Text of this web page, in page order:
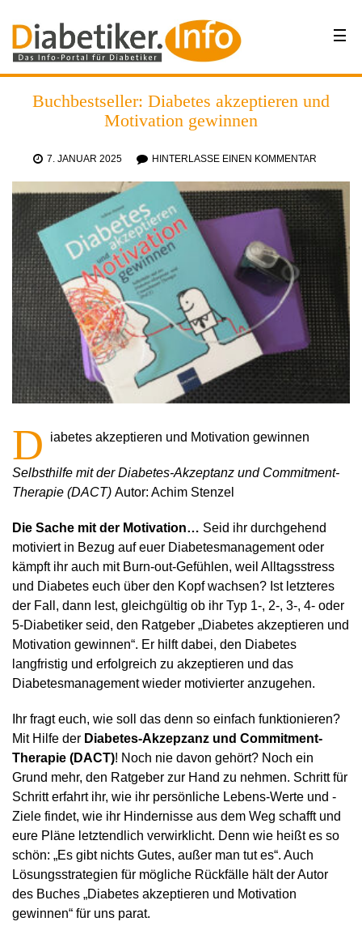
Buchbestseller: Diabetes akzeptieren und
Motivation gewinnen
7. JANUAR 2025 HINTERLASSE EINEN KOMMENTAR
D iabetes akzeptieren und Motivation gewinnen
Selbsthilfe mit der Diabetes-Akzeptanz und Commitment-
Therapie (DACT) Autor: Achim Stenzel
Die Sache mit der Motivation… Seid ihr durchgehend
motiviert in Bezug auf euer Diabetesmanagement oder
kämpft ihr auch mit Burn-out-Gefühlen, weil Alltagsstress
und Diabetes euch über den Kopf wachsen? Ist letzteres
der Fall, dann lest, gleichgültig ob ihr Typ 1-, 2-, 3-, 4- oder
5-Diabetiker seid, den Ratgeber „Diabetes akzeptieren und
Motivation gewinnen“. Er hilft dabei, den Diabetes
langfristig und erfolgreich zu akzeptieren und das
Diabetesmanagement wieder motivierter anzugehen.
Ihr fragt euch, wie soll das denn so einfach funktionieren?
Mit Hilfe der Diabetes-Akzepzanz und Commitment-
Therapie (DACT)! Noch nie davon gehört? Noch ein
Grund mehr, den Ratgeber zur Hand zu nehmen. Schritt für
Schritt erfahrt ihr, wie ihr persönliche Lebens-Werte und -
Ziele findet, wie ihr Hindernisse aus dem Weg schafft und
eure Pläne letztendlich verwirklicht. Denn wie heißt es so
schön: „Es gibt nichts Gutes, außer man tut es“. Auch
Lösungsstrategien für mögliche Rückfälle hält der Autor
des Buches „Diabetes akzeptieren und Motivation
gewinnen“ für uns parat.